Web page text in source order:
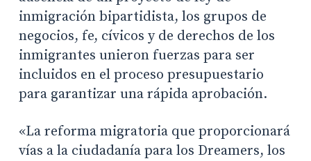
inmigración bipartidista, los grupos de
negocios, fe, cívicos y de derechos de los
inmigrantes unieron fuerzas para ser
incluidos en el proceso presupuestario
para garantizar una rápida aprobación.
«La reforma migratoria que proporcionará
vías a la ciudadanía para los Dreamers, los